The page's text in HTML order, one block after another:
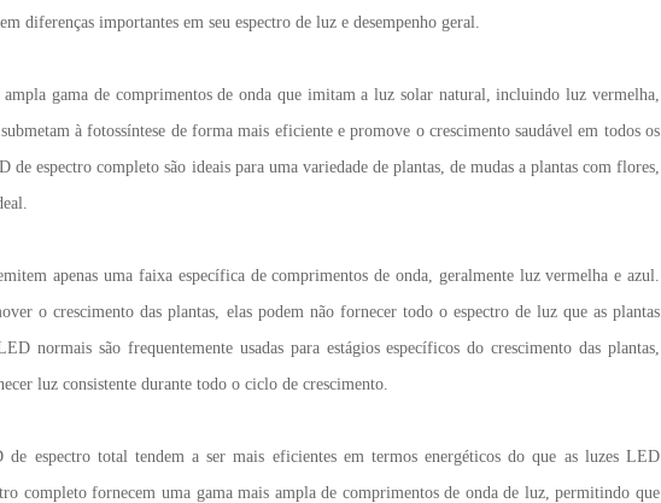
diferenças importantes em seu espectro de luz e desempenho geral.
gama de comprimentos de onda que imitam a luz solar natural, incluindo luz vermelha,
à fotossíntese de forma mais eficiente e promove o crescimento saudável em todos os
espectro completo são ideais para uma variedade de plantas, de mudas a plantas com flores,
apenas uma faixa específica de comprimentos de onda, geralmente luz vermelha e azul.
o crescimento das plantas, elas podem não fornecer todo o espectro de luz que as plantas
normais são frequentemente usadas para estágios específicos do crescimento das plantas,
luz consistente durante todo o ciclo de crescimento.
espectro total tendem a ser mais eficientes em termos energéticos do que as luzes LED
completo fornecem uma gama mais ampla de comprimentos de onda de luz, permitindo que